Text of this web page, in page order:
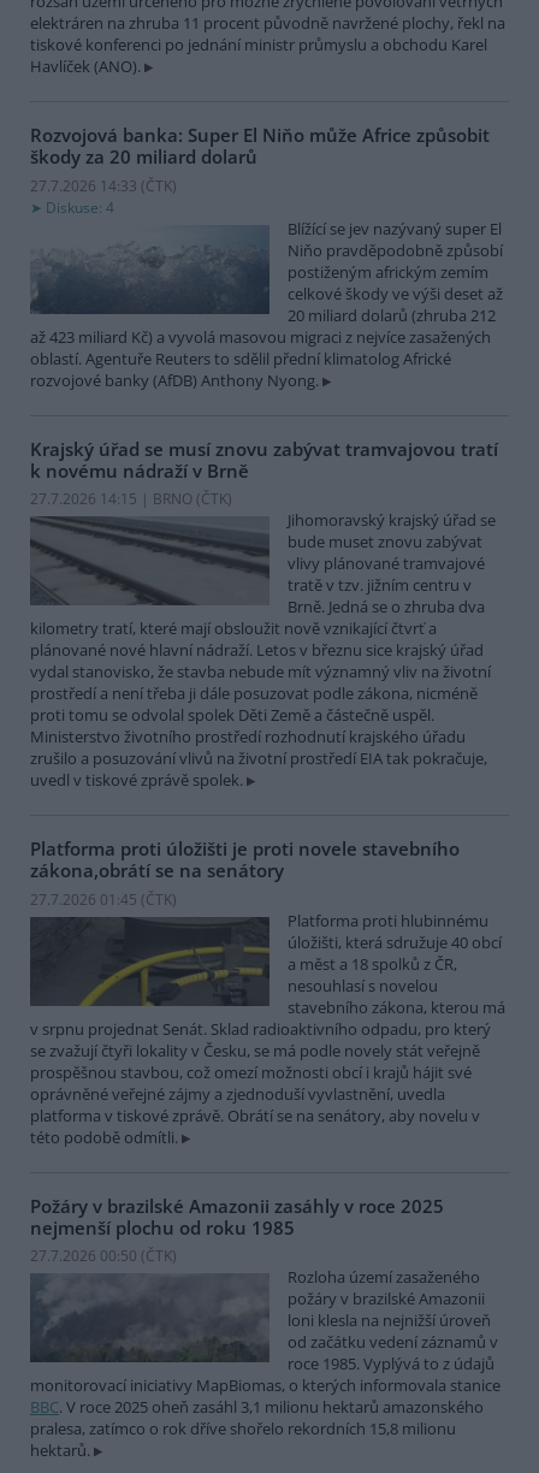
elektráren na zhruba 11 procent původně navržené plochy, řekl na
tiskové konferenci po jednání ministr průmyslu a obchodu Karel
Havlíček (ANO).
Rozvojová banka: Super El Niňo může Africe způsobit
škody za 20 miliard dolarů
27.7.2026 14:33 (ČTK)
Diskuse: 4
Blížící se jev nazývaný super El
Niňo pravděpodobně způsobí
postiženým africkým zemím
celkové škody ve výši deset až
20 miliard dolarů (zhruba 212
až 423 miliard Kč) a vyvolá masovou migraci z nejvíce zasažených
oblastí. Agentuře Reuters to sdělil přední klimatolog Africké
rozvojové banky (AfDB) Anthony Nyong.
Krajský úřad se musí znovu zabývat tramvajovou tratí
k novému nádraží v Brně
27.7.2026 14:15 | BRNO (ČTK)
Jihomoravský krajský úřad se
bude muset znovu zabývat
vlivy plánované tramvajové
tratě v tzv. jižním centru v
Brně. Jedná se o zhruba dva
kilometry tratí, které mají obsloužit nově vznikající čtvrť a
plánované nové hlavní nádraží. Letos v březnu sice krajský úřad
vydal stanovisko, že stavba nebude mít významný vliv na životní
prostředí a není třeba ji dále posuzovat podle zákona, nicméně
proti tomu se odvolal spolek Děti Země a částečně uspěl.
Ministerstvo životního prostředí rozhodnutí krajského úřadu
zrušilo a posuzování vlivů na životní prostředí EIA tak pokračuje,
uvedl v tiskové zprávě spolek.
Platforma proti úložišti je proti novele stavebního
zákona,obrátí se na senátory
27.7.2026 01:45 (ČTK)
Platforma proti hlubinnému
úložišti, která sdružuje 40 obcí
a měst a 18 spolků z ČR,
nesouhlasí s novelou
stavebního zákona, kterou má
v srpnu projednat Senát. Sklad radioaktivního odpadu, pro který
se zvažují čtyři lokality v Česku, se má podle novely stát veřejně
prospěšnou stavbou, což omezí možnosti obcí i krajů hájit své
oprávněné veřejné zájmy a zjednoduší vyvlastnění, uvedla
platforma v tiskové zprávě. Obrátí se na senátory, aby novelu v
této podobě odmítli.
Požáry v brazilské Amazonii zasáhly v roce 2025
nejmenší plochu od roku 1985
27.7.2026 00:50 (ČTK)
Rozloha území zasaženého
požáry v brazilské Amazonii
loni klesla na nejnižší úroveň
od začátku vedení záznamů v
roce 1985. Vyplývá to z údajů
monitorovací iniciativy MapBiomas, o kterých informovala stanice
BBC. V roce 2025 oheň zasáhl 3,1 milionu hektarů amazonského
pralesa, zatímco o rok dříve shořelo rekordních 15,8 milionu
hektarů.